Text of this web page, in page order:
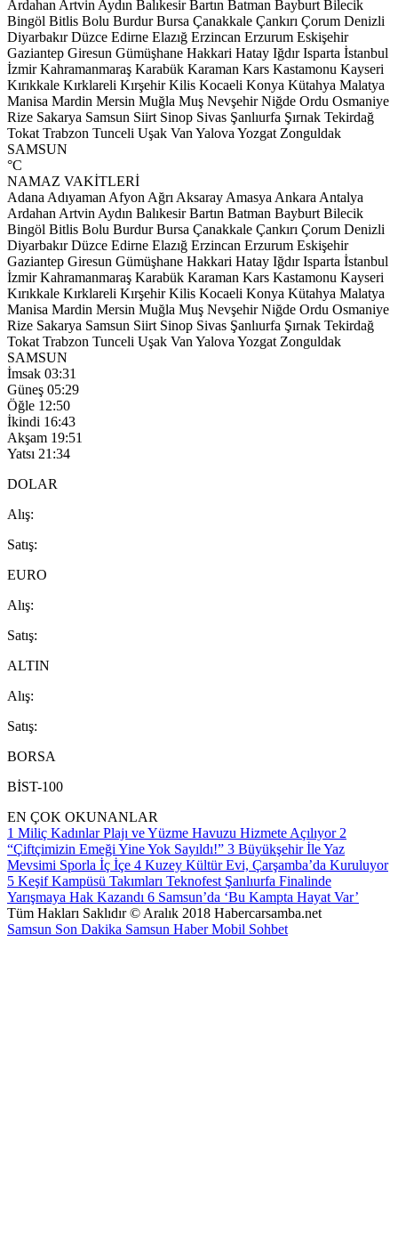
Ardahan Artvin Aydın Balıkesir Bartın Batman Bayburt Bilecik
Bingöl Bitlis Bolu Burdur Bursa Çanakkale Çankırı Çorum Denizli
Diyarbakır Düzce Edirne Elazığ Erzincan Erzurum Eskişehir
Gaziantep Giresun Gümüşhane Hakkari Hatay Iğdır Isparta İstanbul
İzmir Kahramanmaraş Karabük Karaman Kars Kastamonu Kayseri
Kırıkkale Kırklareli Kırşehir Kilis Kocaeli Konya Kütahya Malatya
Manisa Mardin Mersin Muğla Muş Nevşehir Niğde Ordu Osmaniye
Rize Sakarya Samsun Siirt Sinop Sivas Şanlıurfa Şırnak Tekirdağ
Tokat Trabzon Tunceli Uşak Van Yalova Yozgat Zonguldak
SAMSUN
°C
NAMAZ VAKİTLERİ
Adana Adıyaman Afyon Ağrı Aksaray Amasya Ankara Antalya
Ardahan Artvin Aydın Balıkesir Bartın Batman Bayburt Bilecik
Bingöl Bitlis Bolu Burdur Bursa Çanakkale Çankırı Çorum Denizli
Diyarbakır Düzce Edirne Elazığ Erzincan Erzurum Eskişehir
Gaziantep Giresun Gümüşhane Hakkari Hatay Iğdır Isparta İstanbul
İzmir Kahramanmaraş Karabük Karaman Kars Kastamonu Kayseri
Kırıkkale Kırklareli Kırşehir Kilis Kocaeli Konya Kütahya Malatya
Manisa Mardin Mersin Muğla Muş Nevşehir Niğde Ordu Osmaniye
Rize Sakarya Samsun Siirt Sinop Sivas Şanlıurfa Şırnak Tekirdağ
Tokat Trabzon Tunceli Uşak Van Yalova Yozgat Zonguldak
SAMSUN
İmsak 03:31
Güneş 05:29
Öğle 12:50
İkindi 16:43
Akşam 19:51
Yatsı 21:34
DOLAR
Alış:
Satış:
EURO
Alış:
Satış:
ALTIN
Alış:
Satış:
BORSA
BİST-100
EN ÇOK OKUNANLAR
1 Miliç Kadınlar Plajı ve Yüzme Havuzu Hizmete Açılıyor 2
“Çiftçimizin Emeği Yine Yok Sayıldı!” 3 Büyükşehir İle Yaz
Mevsimi Sporla İç İçe 4 Kuzey Kültür Evi, Çarşamba’da Kuruluyor
5 Keşif Kampüsü Takımları Teknofest Şanlıurfa Finalinde
Yarışmaya Hak Kazandı 6 Samsun’da ‘Bu Kampta Hayat Var’
Tüm Hakları Saklıdır © Aralık 2018 Habercarsamba.net
Samsun Son Dakika Samsun HaberMobil Sohbet